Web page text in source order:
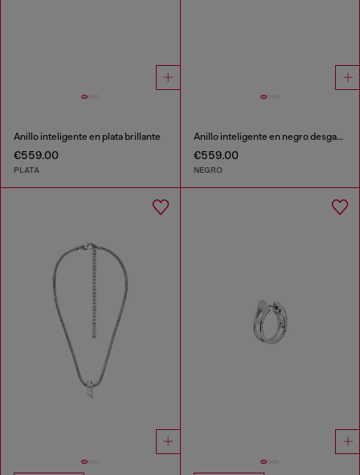
Anillo inteligente en plata brillante
€559.00
PLATA
Anillo inteligente en negro desgastado
€559.00
NEGRO